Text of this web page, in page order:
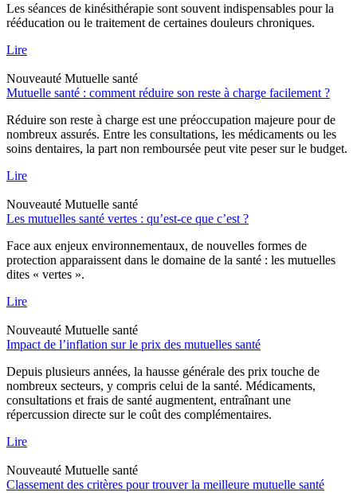
Les séances de kinésithérapie sont souvent indispensables pour la
rééducation ou le traitement de certaines douleurs chroniques.
Lire
Nouveauté Mutuelle santé
Mutuelle santé : comment réduire son reste à charge facilement ?
Réduire son reste à charge est une préoccupation majeure pour de
nombreux assurés. Entre les consultations, les médicaments ou les
soins dentaires, la part non remboursée peut vite peser sur le budget.
Lire
Nouveauté Mutuelle santé
Les mutuelles santé vertes : qu’est-ce que c’est ?
Face aux enjeux environnementaux, de nouvelles formes de
protection apparaissent dans le domaine de la santé : les mutuelles
dites « vertes ».
Lire
Nouveauté Mutuelle santé
Impact de l’inflation sur le prix des mutuelles santé
Depuis plusieurs années, la hausse générale des prix touche de
nombreux secteurs, y compris celui de la santé. Médicaments,
consultations et frais de santé augmentent, entraînant une
répercussion directe sur le coût des complémentaires.
Lire
Nouveauté Mutuelle santé
Classement des critères pour trouver la meilleure mutuelle santé